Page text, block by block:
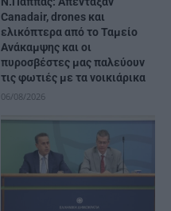
Canadair, drones και
ελικόπτερα από το Ταμείο
Ανάκαμψης και οι
πυροσβέστες μας παλεύουν
τις φωτιές με τα νοικιάρικα
06/08/2026